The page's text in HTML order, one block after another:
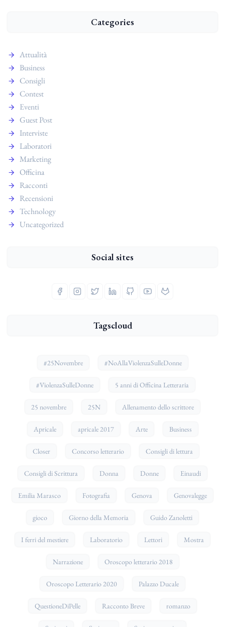
Categories
Attualità
Business
Consigli
Contest
Eventi
Guest Post
Interviste
Laboratori
Marketing
Officina
Racconti
Recensioni
Technology
Uncategorized
Social sites
Tagscloud
#25Novembre #NoAllaViolenzaSulleDonne
#ViolenzaSulleDonne 5 anni di Officina Letteraria
25 novembre 25N Allenamento dello scrittore
Apricale apricale 2017 Arte Business
Closer Concorso letterario Consigli di lettura
Consigli di Scrittura Donna Donne Einaudi
Emilia Marasco Fotografia Genova Genovalegge
gioco Giorno della Memoria Guido Zanoletti
I ferri del mestiere Laboratorio Lettori Mostra
Narrazione Oroscopo letterario 2018
Oroscopo Letterario 2020 Palazzo Ducale
QuestioneDiPelle Racconto Breve romanzo